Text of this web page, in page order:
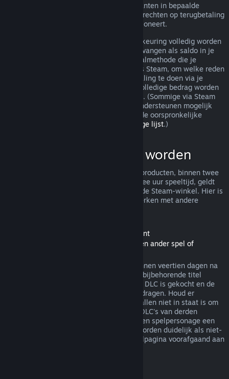
terugbetaling toch worden behandeld. Klanten in bepaalde
jurisdicties hebben mogelijk aanvullende rechten op terugbetaling
wanneer het spel niet naar behoren functioneert.
Je aankoop zal binnen een week na goedkeuring volledig worden
terugbetaald. Je zult de terugbetaling ontvangen als saldo in je
Steam-portemonnee of via dezelfde betaalmethode die je
gebruikt hebt om de aankoop te doen. Als Steam, om welke reden
dan ook, niet in staat is om een terugbetaling te doen via je
oorspronkelijke betaalmethode, zal het volledige bedrag worden
bijgeschreven aan je Steam-portemonnee. (Sommige via Steam
beschikbare betaalmethoden in je land ondersteunen mogelijk
geen terugbetaling van een aankoop via de oorspronkelijke
Klik hier voor een volledige lijst.)
Wat kan terugbetaald worden
Het aanbod tot terugbetaling van Steam-producten, binnen twee
weken na aankoop en met minder dan twee uur speeltijd, geldt
voor spellen en softwaretoepassingen in de Steam-winkel. Hier is
een overzicht van hoe terugbetalingen werken met andere
Terugbetalingen van Downloadable Content
(Steam-winkelinhoud bruikbaar binnen een ander spel of
In de Steam-winkel gekochte DLC kan binnen veertien dagen na
aankoop worden terugbetaald, zolang de bijbehorende titel
minder dan twee uur gespeeld is sinds de DLC is gekocht en de
DLC niet is verbruikt, gewijzigd of overgedragen. Houd er
rekening mee dat Steam in sommige gevallen niet in staat is om
terugbetalingen te doen voor een aantal DLC's van derden
(bijvoorbeeld als de DLC onomkeerbaar een spelpersonage een
level laat stijgen). Deze uitzonderingen worden duidelijk als niet-
terugbetaalbaar gemarkeerd op de winkelpagina voorafgaand aan